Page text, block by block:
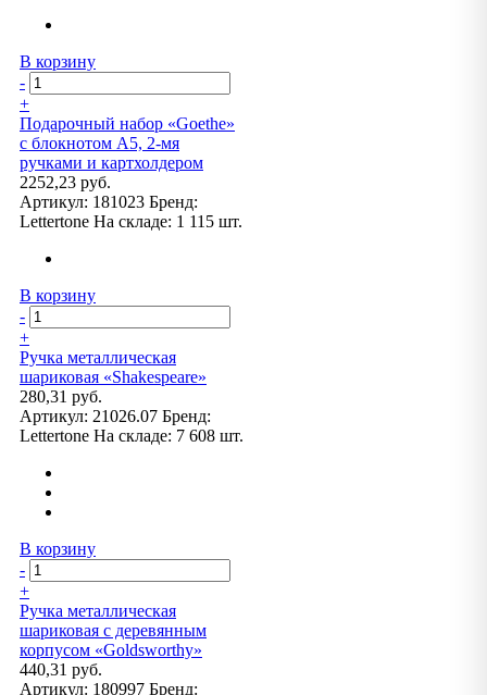
В корзину
-
+
Подарочный набор «Goethe»
с блокнотом А5, 2-мя
ручками и картхолдером
2252,23 руб.
Артикул: 181023 Бренд:
Lettertone На складе: 1 115 шт.
В корзину
-
+
Ручка металлическая
шариковая «Shakespeare»
280,31 руб.
Артикул: 21026.07 Бренд:
Lettertone На складе: 7 608 шт.
В корзину
-
+
Ручка металлическая
шариковая с деревянным
корпусом «Goldsworthy»
440,31 руб.
Артикул: 180997 Бренд: